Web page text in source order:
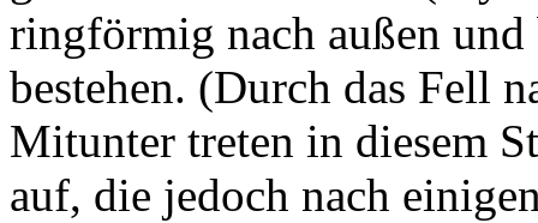
ringförmig nach außen
bestehen. (Durch das Fell
Mitunter treten in diesem
auf, die jedoch nach